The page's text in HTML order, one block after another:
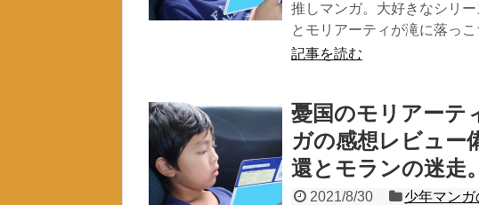
推しマンガ。大好きなシリ
とモリアーティが滝に落っ
記事を読む
憂国のモリアー
ガの感想レビュ
還とモランの迷走。
2021/8/30 少年マン